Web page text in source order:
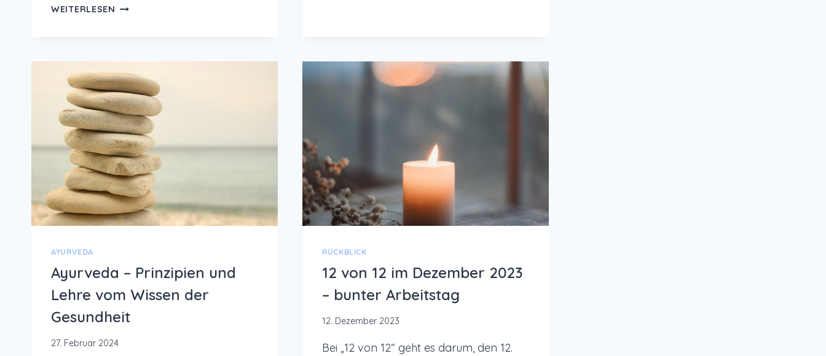
WEITERLESEN DETOX
KITCHARI
KUR
KITCHARI
KUR
AYURVEDA
Ayurveda – Prinzipien und
Lehre vom Wissen der
Gesundheit
27. Februar 2024
RÜCKBLICK
12 von 12 im Dezember 2023
– bunter Arbeitstag
12. Dezember 2023
Bei „12 von 12“ geht es darum, den 12.